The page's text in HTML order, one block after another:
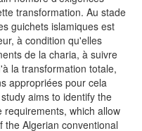
transformation. Au stade
guichets islamiques est
à condition qu'elles
de la charia, à suivre
la transformation totale,
appropriées pour cela
aims to identify the
requirements, which allow
the Algerian conventional